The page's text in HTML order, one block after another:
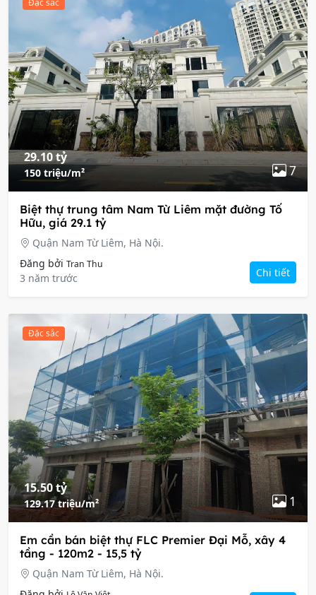
Đặc sắc
29.10 tỷ
150 triệu/m² 7
Biệt thự trung tâm Nam Từ Liêm mặt đường Tố
Hữu, giá 29.1 tỷ
Quận Nam Từ Liêm, Hà Nội.
Đăng bởi Tran Thu
3 năm trước Chi tiết
Đặc sắc
15.50 tỷ
129.17 triệu/m² 1
Em cần bán biệt thự FLC Premier Đại Mỗ, xây 4
tầng - 120m2 - 15,5 tỷ
Quận Nam Từ Liêm, Hà Nội.